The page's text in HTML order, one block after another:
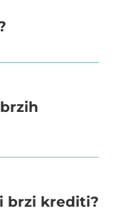
brzi krediti?